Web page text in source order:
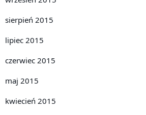
sierpień 2015
lipiec 2015
czerwiec 2015
maj 2015
kwiecień 2015